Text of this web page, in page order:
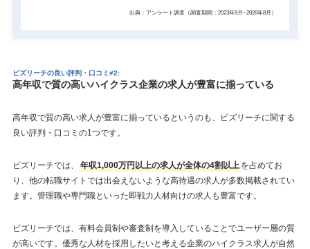
出典：アンケート調査（調査期間：2023年9月~2026年8月）
ビズリーチの良い評判・口コミ#2:
高年収で質の高いハイクラス企業の求人が豊富に揃っている
高年収で質の高い求人が豊富に揃っているというのも、ビズリーチに関する
良い評判・口コミの1つです。
ビズリーチでは、 年収1,000万円以上の求人が全体の4割以上を占めてお
り、他の転職サイトでは出会えないような高待遇の求人が多数掲載されてい
ます。管理職や専門職といった即戦力人材向けの求人も豊富です。
ビズリーチでは、有料会員制や審査制を導入していることでユーザー層の質
が高いです。優秀な人材を採用したいと考える企業のハイクラス求人が自然